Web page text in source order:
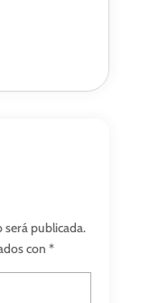
será publicada.
con *